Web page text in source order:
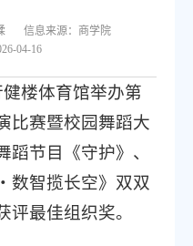
信息来源：商学院
04-16
楼体育馆举办第
比赛暨校园舞蹈大
蹈节目《守护》、
数智揽长空》双双
评最佳组织奖。